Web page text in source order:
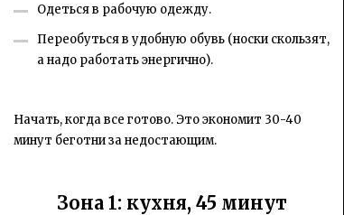
Одеться в рабочую одежду.
Переобуться в удобную обувь (носки скользят,
а надо работать энергично).
Начать, когда все готово. Это экономит 30-40
минут беготни за недостающим.
Зона 1: кухня, 45 минут